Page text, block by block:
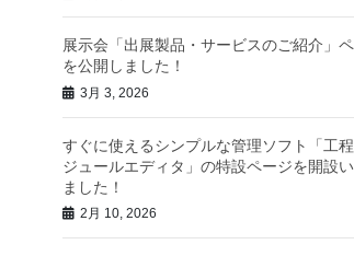
展示会「出展製品・サービスのご紹介」
を公開しました！
3月 3, 2026
すぐに使えるシンプルな管理ソフト「工
ジュールエディタ」の特設ページを開設
ました！
2月 10, 2026